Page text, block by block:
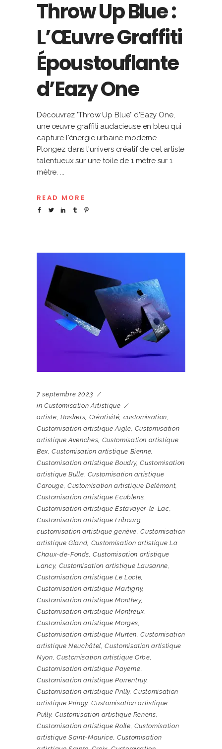
Throw Up Blue :
L’Œuvre Graffiti
Époustouflante
d’Eazy One
Découvrez "Throw Up Blue" d'Eazy One,
une œuvre graffiti audacieuse en bleu qui
capture l'énergie urbaine moderne.
Plongez dans l'univers créatif de cet artiste
talentueux sur une toile de 1 mètre sur 1
mètre.
READ MORE
7 septembre 2023
in Customisation Artistique
artiste, Baskets, Créativité, customisation,
Customisation artistique Aigle, Customisation
artistique Avenches, Customisation artistique
Bex,Customisation artistique Bienne,
Customisation artistique Boudry,Customisation
artistique Bulle, Customisation artistique
Carouge, Customisation artistique Delémont,
Customisation artistique Ecublens,
Customisation artistique Estavayer-le-Lac,
Customisation artistique Fribourg,
customisation artistique genève,Customisation
artistique Gland, Customisation artistique La
Chaux-de-Fonds,Customisation artistique
Lancy, Customisation artistique Lausanne,
Customisation artistique Le Locle,
Customisation artistique Martigny,
Customisation artistique Monthey,
Customisation artistique Montreux,
Customisation artistique Morges,
Customisation artistique Murten,Customisation
artistique Neuchâtel,Customisation artistique
Nyon, Customisation artistique Orbe,
Customisation artistique Payerne,
Customisation artistique Porrentruy,
Customisation artistique Prilly,Customisation
artistique Pringy,Customisation artistique
Pully, Customisation artistique Renens,
Customisation artistique Rolle, Customisation
artistique Saint-Maurice, Customisation